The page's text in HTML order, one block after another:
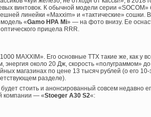
винтовок. К обычной модели серии «SOCOM»
линейки «Maxxim» и «тактические» сошки.
«Gamo HPA Mi» — на фото внизу. Ее
прицела RRR.
MAXXIM». Его основные ТТХ такие же, как у
энергия около 20 Дж, скорость «полуграммом»
магазинах по цене 13 тысяч рублей (о его
разделе).
стоить и анонсированный совсем недавно
компании — «Stoeger A30 S2«: